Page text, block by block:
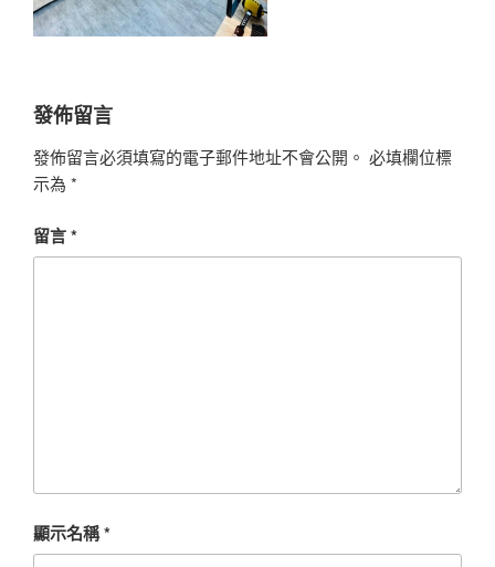
發佈留言
發佈留言必須填寫的電子郵件地址不會公開。 必填欄位標
示為 *
留言*
顯示名稱*